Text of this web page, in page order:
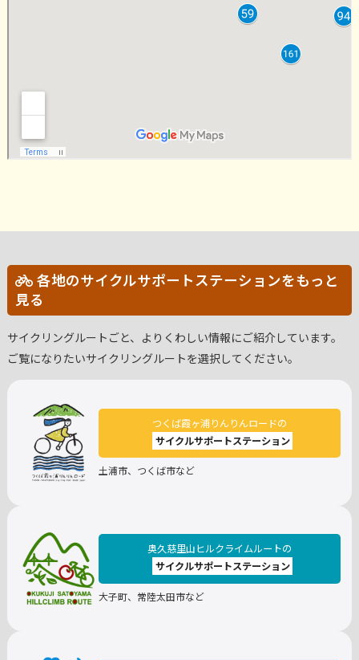
各地のサイクルサポートステーションをもっと
見る
サイクリングルートごと、よりくわしい情報にご紹介しています。
ご覧になりたいサイクリングルートを選択してください。
つくば霞ヶ浦りんりんロードの
サイクルサポートステーション
土浦市、つくば市など
奥久慈里山ヒルクライムルートの
サイクルサポートステーション
大子町、常陸太田市など